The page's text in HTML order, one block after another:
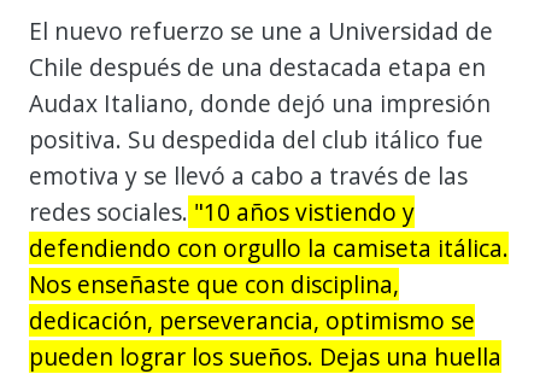
El nuevo refuerzo se une a Universidad de
Chile después de una destacada etapa en
Audax Italiano, donde dejó una impresión
positiva. Su despedida del club itálico fue
emotiva y se llevó a cabo a través de las
redes sociales. "10 años vistiendo y
defendiendo con orgullo la camiseta itálica.
Nos enseñaste que con disciplina,
dedicación, perseverancia, optimismo se
pueden lograr los sueños. Dejas una huella